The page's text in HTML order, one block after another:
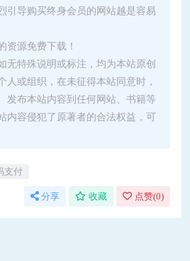
引导购买终身会员的网站越是容易
资源免费下载！
无特殊说明或标注，均为本站原创
人或组织，在未征得本站同意时，
发布本站内容到任何网站、书籍等
内容侵犯了原著者的合法权益，可
支付
分享 收藏 点赞(0)